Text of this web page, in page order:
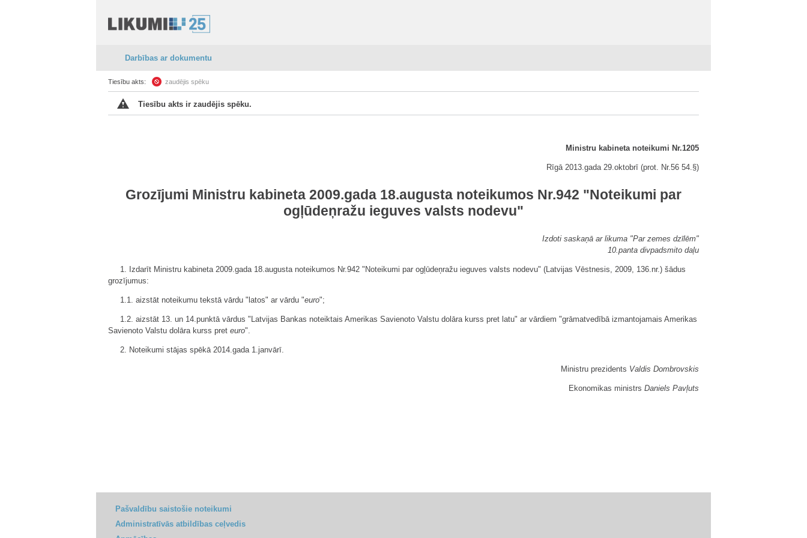
Darbības ar dokumentu
Tiesību akts: zaudējis spēku
Tiesību akts ir zaudējis spēku.
Ministru kabineta noteikumi Nr.1205
Rīgā 2013.gada 29.oktobrī (prot. Nr.56 54.§)
Grozījumi Ministru kabineta 2009.gada 18.augusta noteikumos Nr.942 "Noteikumi par
ogļūdeņražu ieguves valsts nodevu"
Izdoti saskaņā ar likuma "Par zemes dzīlēm"
10.panta divpadsmito daļu
1. Izdarīt Ministru kabineta 2009.gada 18.augusta noteikumos Nr.942 "Noteikumi par ogļūdeņražu ieguves valsts nodevu" (Latvijas Vēstnesis, 2009, 136.nr.) šādus
grozījumus:
1.1. aizstāt noteikumu tekstā vārdu "latos" ar vārdu "euro";
1.2. aizstāt 13. un 14.punktā vārdus "Latvijas Bankas noteiktais Amerikas Savienoto Valstu dolāra kurss pret latu" ar vārdiem "grāmatvedībā izmantojamais Amerikas
Savienoto Valstu dolāra kurss pret euro".
2. Noteikumi stājas spēkā 2014.gada 1.janvārī.
Ministru prezidents Valdis Dombrovskis
Ekonomikas ministrs Daniels Pavļuts
Pašvaldību saistošie noteikumi
Administratīvās atbildības ceļvedis